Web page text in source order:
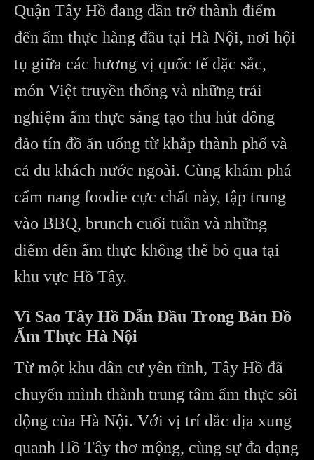
Quận Tây Hồ đang dần trở thành điểm
đến ẩm thực hàng đầu tại Hà Nội, nơi hội
tụ giữa các hương vị quốc tế đặc sắc,
món Việt truyền thống và những trải
nghiệm ẩm thực sáng tạo thu hút đông
đảo tín đồ ăn uống từ khắp thành phố và
cả du khách nước ngoài. Cùng khám phá
cẩm nang foodie cực chất này, tập trung
vào BBQ, brunch cuối tuần và những
điểm đến ẩm thực không thể bỏ qua tại
khu vực Hồ Tây.
Vì Sao Tây Hồ Dẫn Đầu Trong Bản Đồ
Ẩm Thực Hà Nội
Từ một khu dân cư yên tĩnh, Tây Hồ đã
chuyển mình thành trung tâm ẩm thực sôi
động của Hà Nội. Với vị trí đắc địa xung
quanh Hồ Tây thơ mộng, cùng sự đa dạng